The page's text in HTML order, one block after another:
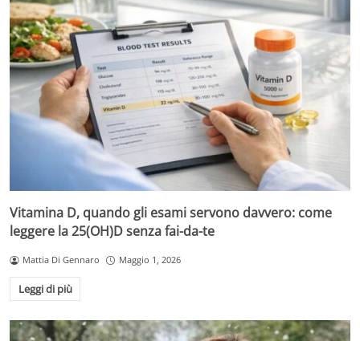
Vitamina D, quando gli esami servono davvero: come
leggere la 25(OH)D senza fai-da-te
Mattia Di Gennaro Maggio 1, 2026
Leggi di più